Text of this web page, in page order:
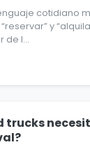
cotidiano
y
de l...
trucks